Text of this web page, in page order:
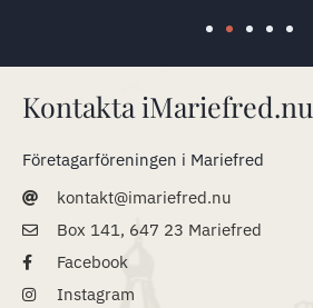
Kontakta iMariefred.nu
Företagarföreningen i Mariefred
kontakt@imariefred.nu
Box 141, 647 23 Mariefred
Facebook
Instagram